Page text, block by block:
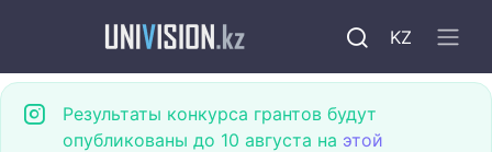
KZ
Результаты конкурса грантов будут
опубликованы до 10 августа на этой